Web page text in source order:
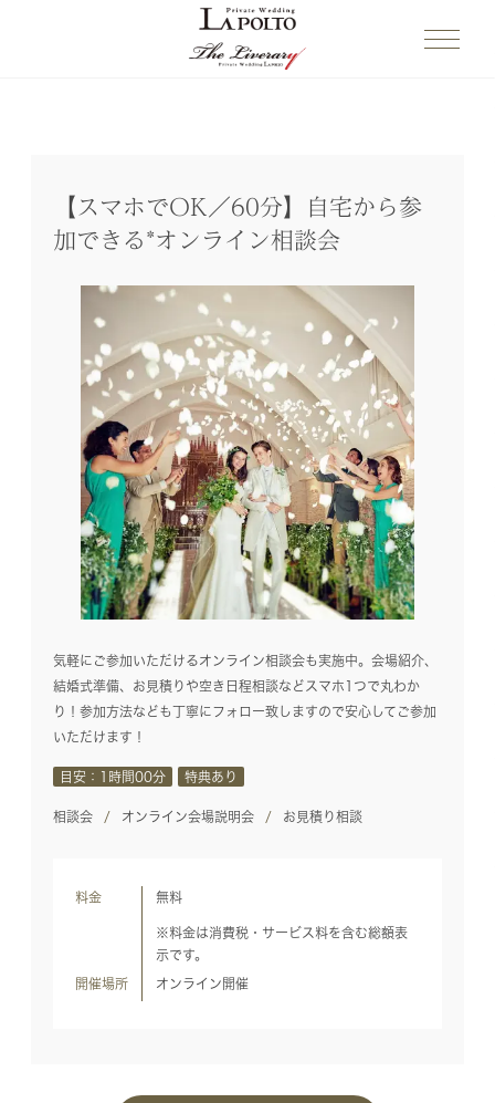
【スマホでOK／60分】自宅から参
加できる*オンライン相談会
気軽にご参加いただけるオンライン相談会も実施中。会場紹介、
結婚式準備、お見積りや空き日程相談などスマホ1つで丸わか
り！参加方法なども丁寧にフォロー致しますので安心してご参加
いただけます！
目安：1時間00分 特典あり
相談会 オンライン会場説明会 お見積り相談
料金 無料
※料金は消費税・サービス料を含む総額表
示です。
開催場所 オンライン開催